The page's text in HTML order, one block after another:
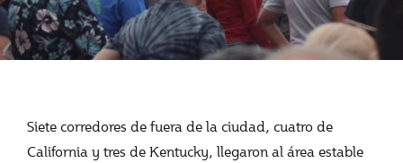
Siete corredores de fuera de la ciudad, cuatro de
California y tres de Kentucky, llegaron al área estable